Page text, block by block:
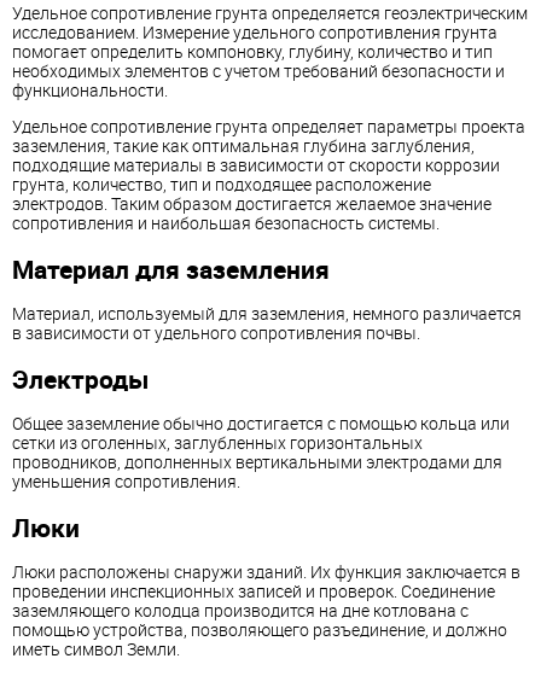
Удельное сопротивление грунта определяется геоэлектрическим
исследованием. Измерение удельного сопротивления грунта
помогает определить компоновку, глубину, количество и тип
необходимых элементов с учетом требований безопасности и
функциональности.
Удельное сопротивление грунта определяет параметры проекта
заземления, такие как оптимальная глубина заглубления,
подходящие материалы в зависимости от скорости коррозии
грунта, количество, тип и подходящее расположение
электродов. Таким образом достигается желаемое значение
сопротивления и наибольшая безопасность системы.
Материал для заземления
Материал, используемый для заземления, немного различается
в зависимости от удельного сопротивления почвы.
Электроды
Общее заземление обычно достигается с помощью кольца или
сетки из оголенных, заглубленных горизонтальных
проводников, дополненных вертикальными электродами для
уменьшения сопротивления.
Люки
Люки расположены снаружи зданий. Их функция заключается в
проведении инспекционных записей и проверок. Соединение
заземляющего колодца производится на дне котлована с
помощью устройства, позволяющего разъединение, и должно
иметь символ Земли.